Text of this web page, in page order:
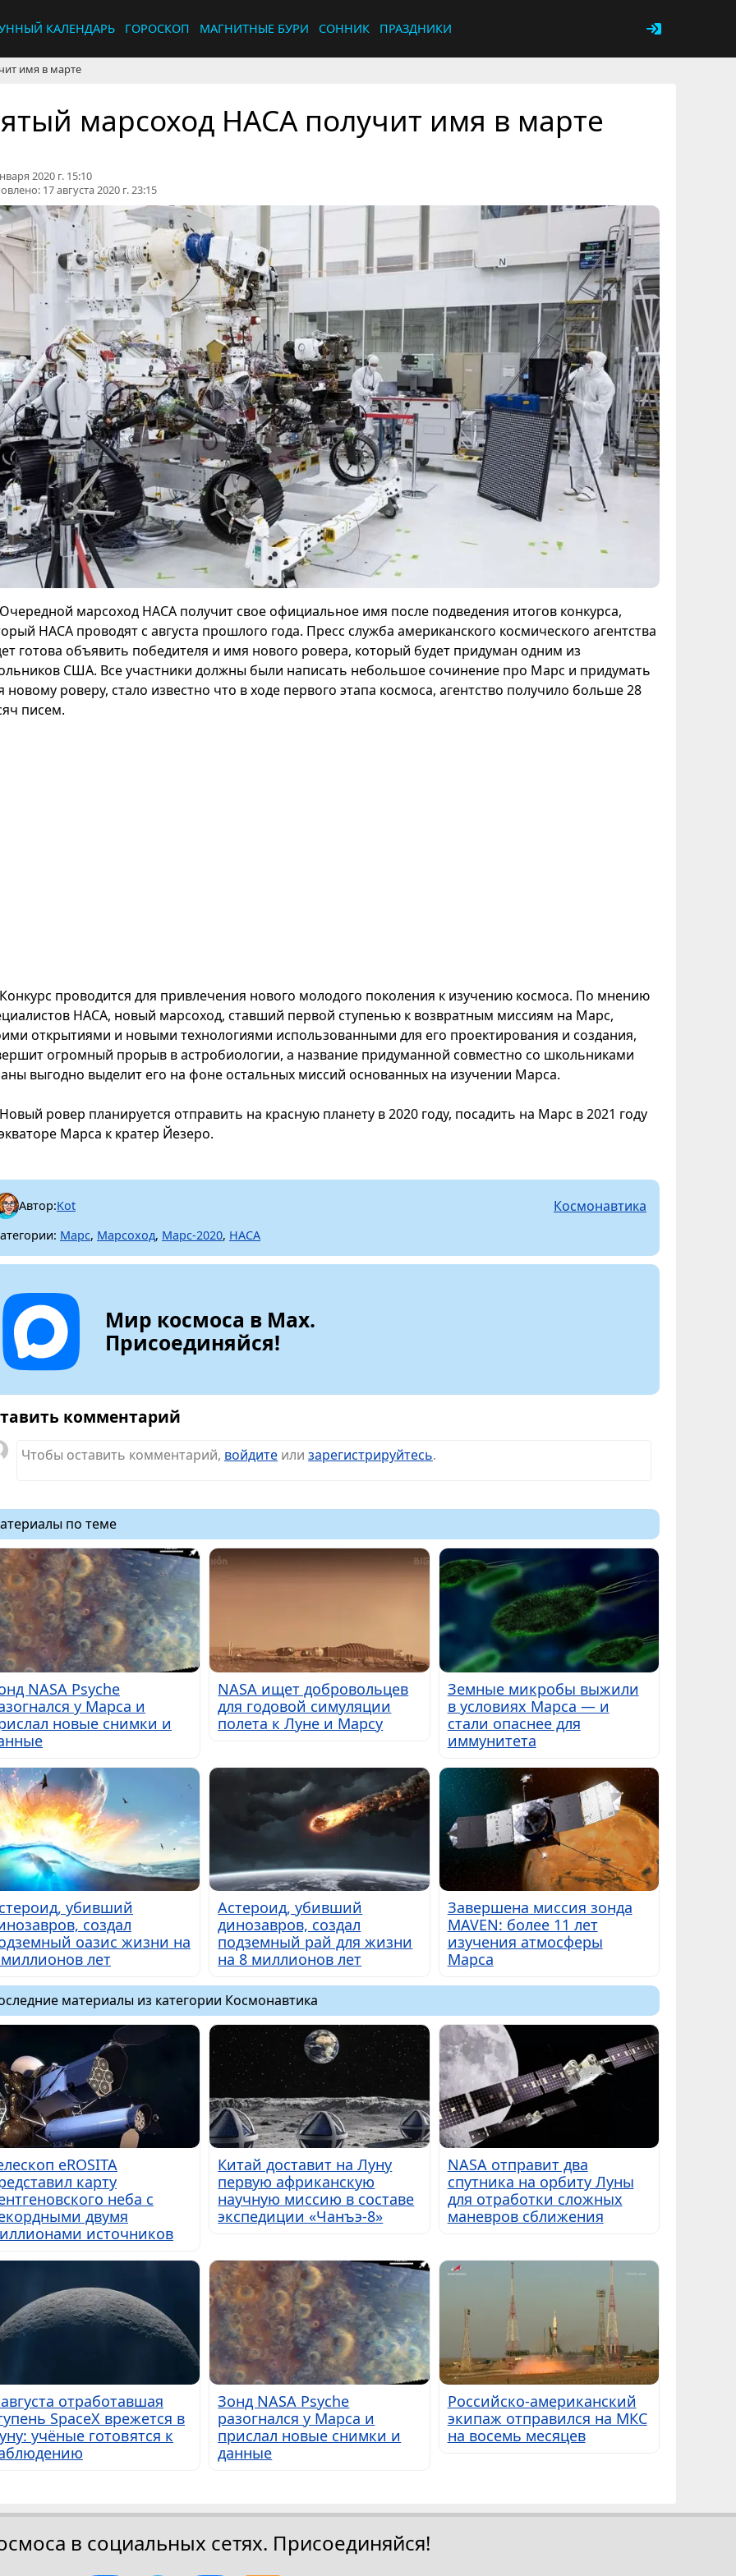
КАЛЕНДАРЬ ГОРОСКОП МАГНИТНЫЕ БУРИ СОННИК ПРАЗДНИКИ
имя в марте
марсоход НАСА получит имя в марте
2020 г. 15:10
17 августа 2020 г. 23:15
Очередной марсоход НАСА получит свое официальное имя после подведения итогов конкурса,
НАСА проводят с августа прошлого года. Пресс служба американского космического агентства
готова объявить победителя и имя нового ровера, который будет придуман одним из
США. Все участники должны были написать небольшое сочинение про Марс и придумать
новому роверу, стало известно что в ходе первого этапа космоса, агентство получило больше 28
писем.
Конкурс проводится для привлечения нового молодого поколения к изучению космоса. По мнению
НАСА, новый марсоход, ставший первой ступенью к возвратным миссиям на Марс,
открытиями и новыми технологиями использованными для его проектирования и создания,
огромный прорыв в астробиологии, а название придуманной совместно со школьниками
выгодно выделит его на фоне остальных миссий основанных на изучении Марса.
Новый ровер планируется отправить на красную планету в 2020 году, посадить на Марс в 2021 году
Марса к кратер Йезеро.
Автор:Kot Космонавтика
Марс, Марсоход, Марс-2020, НАСА
Мир космоса в Max.
Присоединяйся!
комментарий
Чтобы оставить комментарий, войдите или зарегистрируйтесь.
по теме
NASA Psyche
у Марса и
новые снимки и
NASA ищет добровольцев
для годовой симуляции
полета к Луне и Марсу
Земные микробы выжили
в условиях Марса — и
стали опаснее для
иммунитета
убивший
создал
оазис жизни на
лет
Астероид, убивший
динозавров, создал
подземный рай для жизни
на 8 миллионов лет
Завершена миссия зонда
MAVEN: более 11 лет
изучения атмосферы
Марса
материалы из категории Космонавтика
eROSITA
карту
неба с
двумя
источников
Китай доставит на Луну
первую африканскую
научную миссию в составе
экспедиции «Чанъэ-8»
NASA отправит два
спутника на орбиту Луны
для отработки сложных
маневров сближения
отработавшая
SpaceX врежется в
учёные готовятся к
Зонд NASA Psyche
разогнался у Марса и
прислал новые снимки и
данные
Российско-американский
экипаж отправился на МКС
на восемь месяцев
в социальных сетях. Присоединяйся!